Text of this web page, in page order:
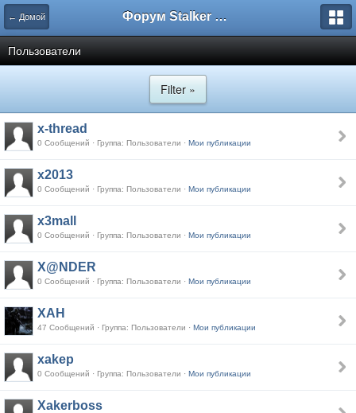
← Домой Форум Stalker Simbion Mod
Пользователи
Filter »
x-thread
0 Сообщений · Группа: Пользователи · Мои публикации
x2013
0 Сообщений · Группа: Пользователи · Мои публикации
x3mall
0 Сообщений · Группа: Пользователи · Мои публикации
X@NDER
0 Сообщений · Группа: Пользователи · Мои публикации
XAH
47 Сообщений · Группа: Пользователи · Мои публикации
xakep
0 Сообщений · Группа: Пользователи · Мои публикации
Xakerboss